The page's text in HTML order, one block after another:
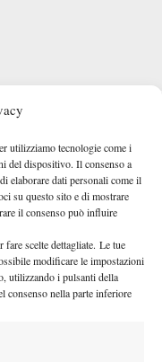
utilizziamo tecnologie come i
del dispositivo. Il consenso a
elaborare dati personali come il
su questo sito e di mostrare
il consenso può influire
fare scelte dettagliate. Le tue
modificare le impostazioni
utilizzando i pulsanti della
consenso nella parte inferiore